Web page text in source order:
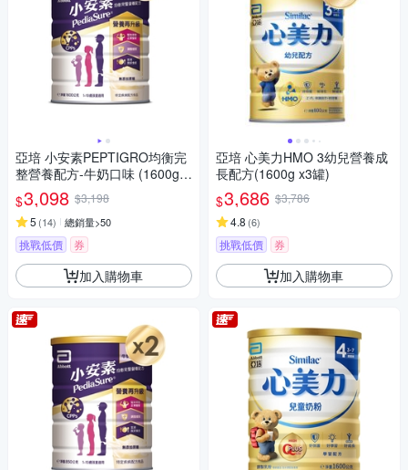
亞培 小安素PEPTIGRO均衡完
整營養配方-牛奶口味 (1600g x
2入)
$3,098 $3,198
5 (14) 總銷量>50
挑戰低價 券
加入購物車
亞培 心美力HMO 3幼兒營養成
長配方(1600g x3罐)
$3,686 $3,786
4.8 (6)
挑戰低價 券
加入購物車